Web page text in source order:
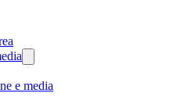
e media